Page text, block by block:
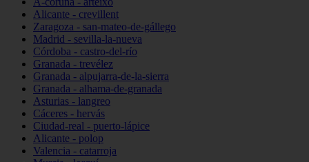
Alicante - crevillent
Zaragoza - san-mateo-de-gállego
Madrid - sevilla-la-nueva
Córdoba - castro-del-río
Granada - trevélez
Granada - alpujarra-de-la-sierra
Granada - alhama-de-granada
Asturias - langreo
Cáceres - hervás
Ciudad-real - puerto-lápice
Alicante - polop
Valencia - catarroja